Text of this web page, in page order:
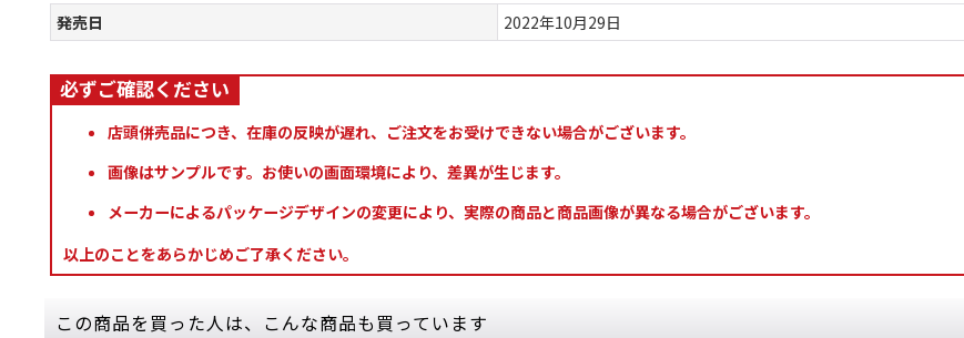
発売日 2022年10月29日
店頭併売品につき、在庫の反映が遅れ、ご注文をお受けできない場合がございます。
画像はサンプルです。お使いの画面環境により、差異が生じます。
メーカーによるパッケージデザインの変更により、実際の商品と商品画像が異なる場合がございます。
以上のことをあらかじめご了承ください。
この商品を買った人は、こんな商品も買っています